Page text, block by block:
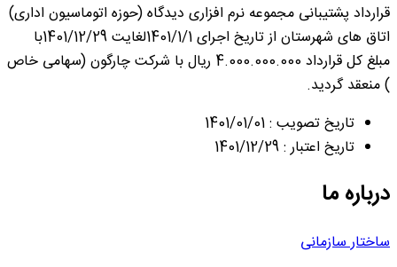
قرارداد پشتیبانی مجموعه نرم افزاری دیدگاه (حوزه اتوماسیون اداری)
اتاق های شهرستان از تاریخ اجرای 1401/1/1لغایت 1401/12/29با
مبلغ کل قرارداد 4.000.000.000 ریال با شرکت چارگون (سهامی خاص
) منعقد گردید.
تاریخ تصویب : 1401/01/01
تاریخ اعتبار : 1401/12/29
درباره ما
ساختار سازمانی